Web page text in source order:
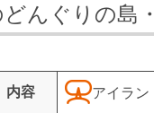
んぐりの島
内容 アイラン